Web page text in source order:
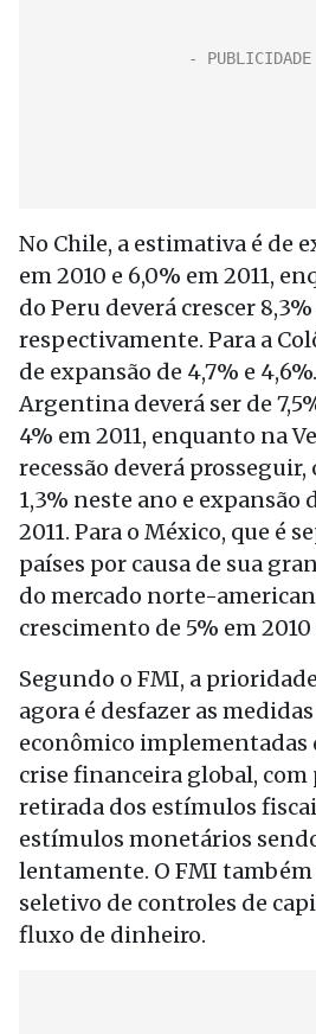
No Chile, a estimativa é de
em 2010 e 6,0% em 2011,
do Peru deverá crescer 8,3%
respectivamente. Para a
de expansão de 4,7% e
Argentina deverá ser de
4% em 2011, enquanto na
recessão deverá
1,3% neste ano e expansão
2011. Para o México, que é
países por causa de sua
do mercado norte-
crescimento de 5% em 2010
Segundo o FMI, a
agora é desfazer as
econômico implementadas
crise financeira global,
retirada dos estímulos
estímulos monetários
lentamente. O FMI também
seletivo de controles de
fluxo de dinheiro.